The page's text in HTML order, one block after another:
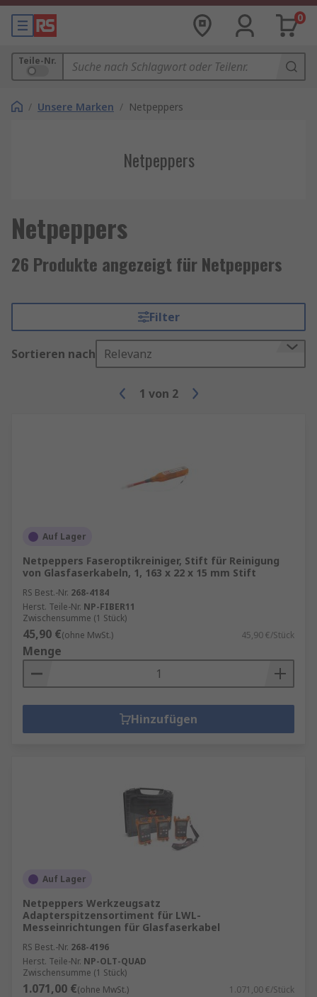
0
Teile-Nr.
/ Unsere Marken / Netpeppers
Netpeppers
Netpeppers
26 Produkte angezeigt für Netpeppers
Filter
Sortieren nach Relevanz
1 von 2
Auf Lager
Netpeppers Faseroptikreiniger, Stift für Reinigung
von Glasfaserkabeln, 1, 163 x 22 x 15 mm Stift
RS Best.-Nr. 268-4184
Herst. Teile-Nr. NP-FIBER11
Zwischensumme (1 Stück)
45,90 €(ohne MwSt.) 45,90 €/Stück
Menge
Hinzufügen
Auf Lager
Netpeppers Werkzeugsatz
Adapterspitzensortiment für LWL-
Messeinrichtungen für Glasfaserkabel
RS Best.-Nr. 268-4196
Herst. Teile-Nr. NP-OLT-QUAD
Zwischensumme (1 Stück)
1.071,00 €(ohne MwSt.) 1.071,00 €/Stück